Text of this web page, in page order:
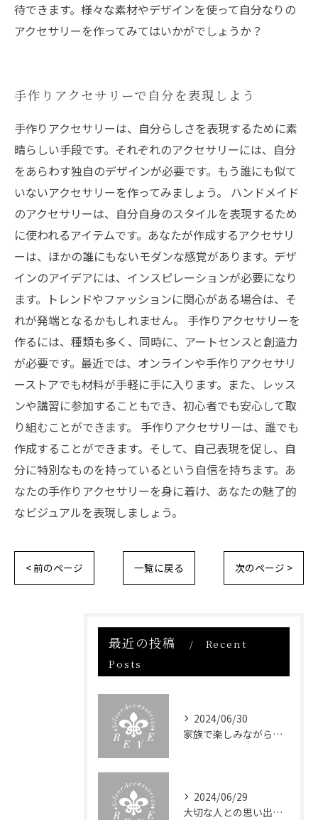
待できます。様々な素材やデザインを使って自分なりの
アクセサリーを作ってみてはいかがでしょうか？
手作りアクセサリーで自分を表現しよう
手作りアクセサリーは、自分らしさを表現するために素
晴らしい手段です。それぞれのアクセサリーには、自分
をあらわす独自のデザインが必要です。もう誰にも似て
いないアクセサリーを作ってみましょう。 ハンドメイド
のアクセサリーは、自分自身のスタイルを表現するため
に使われるアイテムです。あなたが作成するアクセサリ
ーは、ほかの誰にもないモダンな感覚があります。デザ
インのアイデアには、インスピレーションが必要になり
ます。トレンドやファッションに関心がある場合は、そ
れが発端となるかもしれません。 手作りアクセサリーを
作るには、種類も多く、同時に、アートセンスと創造力
が必要です。最近では、オンラインや手作りアクセサリ
ーストアでも材料が手軽に手に入ります。また、レッス
ンや講習に参加することもでき、初心者でも安心して取
り組むことができます。 手作りアクセサリーは、誰でも
作成することができます。そして、自己表現を促し、自
分に特別なものを持っているという自信を持ちます。あ
なたの手作りアクセサリーを身に着け、あなたの魅了的
なビジュアルを表現しましょう。
< 前のページ 一覧に戻る 次のページ >
最近の投稿
Recent
Posts
2024/06/30
家族で楽しみながら体験できる！手作りアクセサリーでのコミュニケーション
2024/06/29
大切な人との思い出深い体験を提供！手作りアクセサリー制作体験